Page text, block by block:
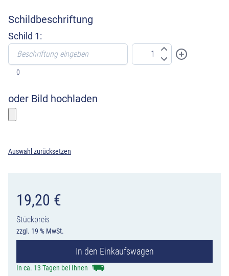
Schildbeschriftung
Schild 1:
0
oder Bild hochladen
Auswahl zurücksetzen
19,20 €
Stückpreis
zzgl. 19 % MwSt.
In den Einkaufswagen
In ca. 13 Tagen bei Ihnen